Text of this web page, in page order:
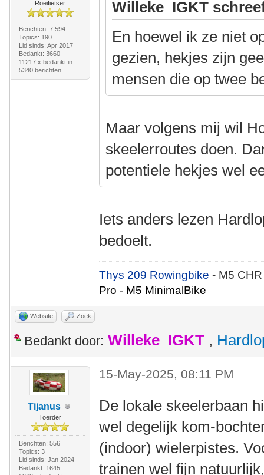
Roeifietser
Berichten: 7.594
Topics: 190
Lid sinds: Apr 2017
Bedankt: 3660
11217 x bedankt in
5340 berichten
Willeke_IGKT
En hoewel ik ze niet
gezien, hekjes zijn
mensen die op twee
Maar volgens mij wil
skeelerroutes doen.
potentiele hekjes wel
Iets anders lezen
bedoelt.
Thys 209 Rowingbike- M5
Pro - M5 MinimalBike
Website Zoek
Bedankt door: Willeke_IGKT ,
Tijanus
Toerder
Berichten: 556
Topics: 3
Lid sinds: Jan 2024
Bedankt: 1645
15-May-2025, 08:11 PM
De lokale skeelerbaan
wel degelijk kom-
(indoor) wielerpistes.
trainen wel fijn